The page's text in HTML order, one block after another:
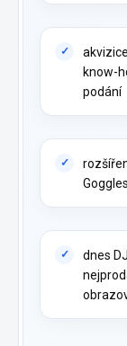
know-
podání
dnes